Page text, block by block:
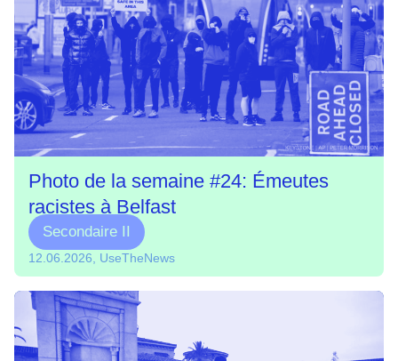
Photo de la semaine #24: Émeutes
racistes à Belfast
Secondaire II
12.06.2026, UseTheNews